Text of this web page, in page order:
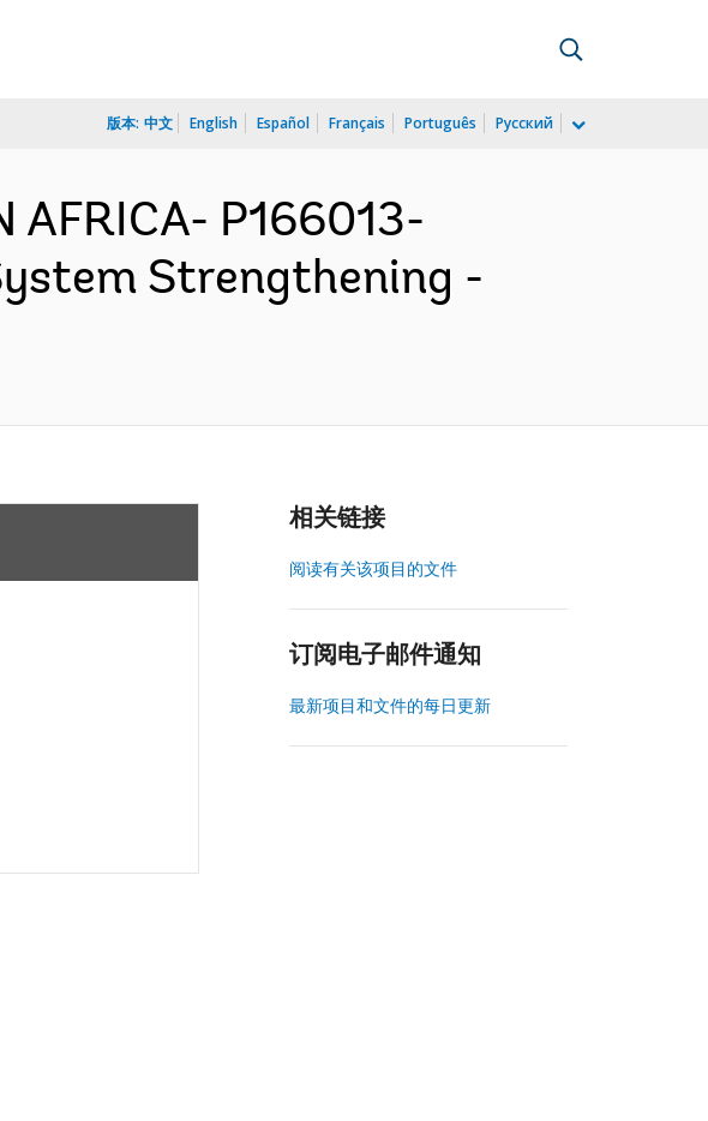
版本: 中文 English Español Français Português Русский
AFRICA- P166013-
Strengthening -
相关链接
阅读有关该项目的文件
订阅电子邮件通知
最新项目和文件的每日更新